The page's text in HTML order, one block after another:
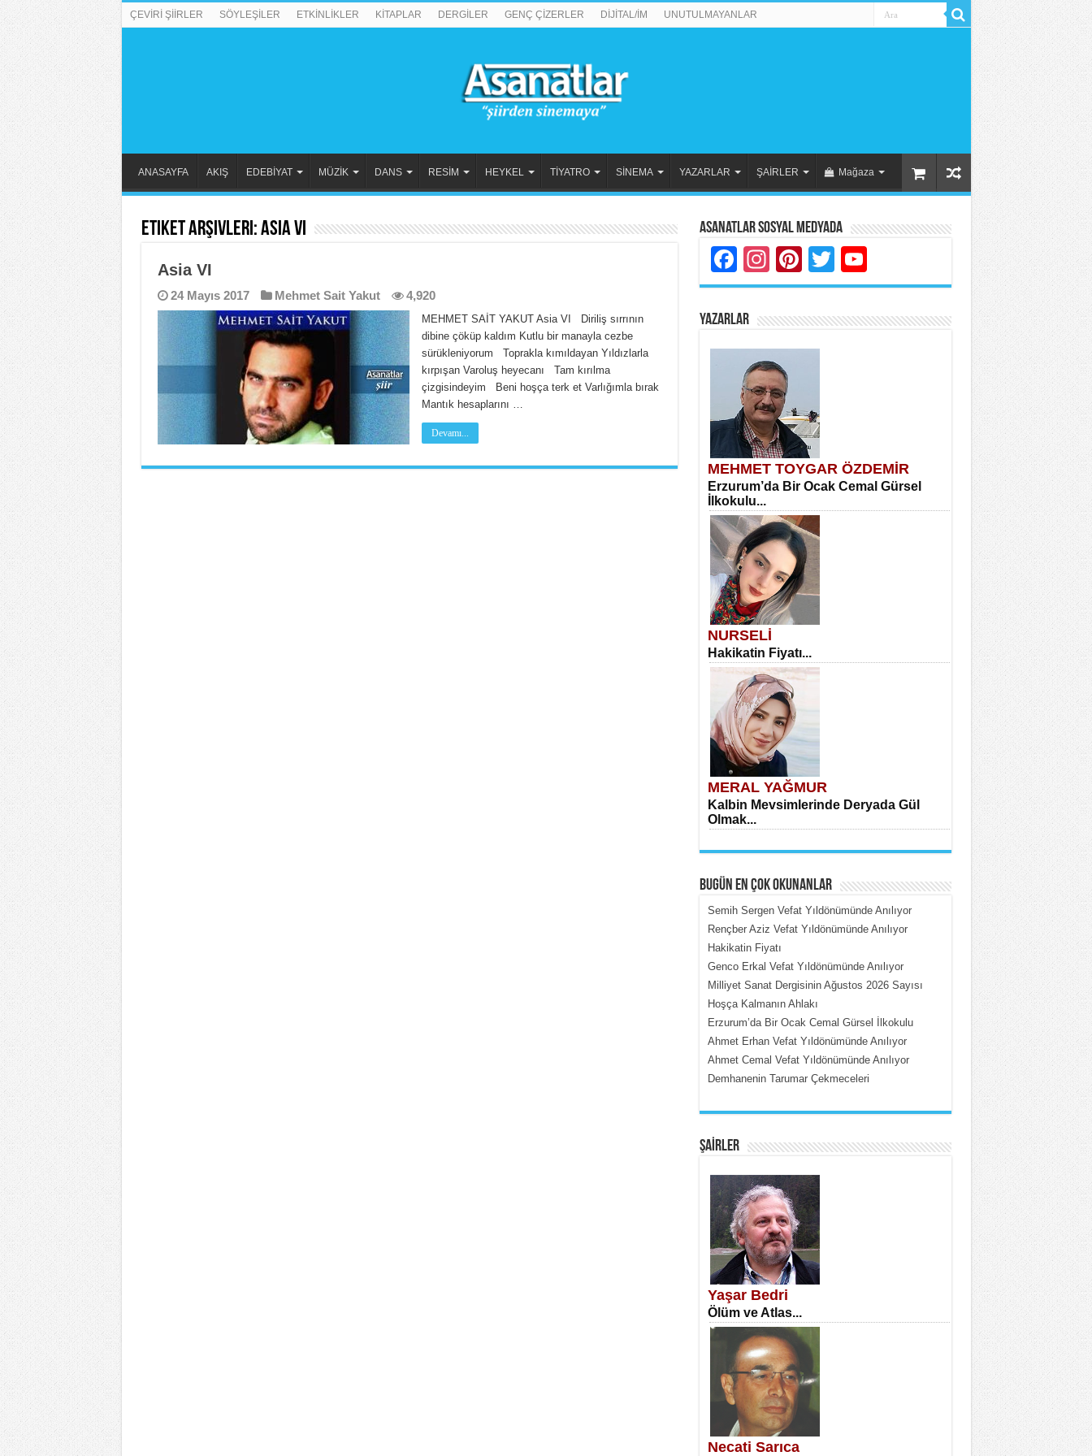
ÇEVİRİ ŞİİRLER SÖYLEŞİLER ETKİNLİKLER KİTAPLAR DERGİLER GENÇ ÇİZERLER DİJİTAL/İM UNUTULMAYANLAR
ANASAYFA AKIŞ EDEBİYAT MÜZİK DANS RESİM HEYKEL TİYATRO SİNEMA YAZARLAR ŞAİRLER Mağaza
Etiket Arşivleri:Asia VI
Asia VI
24 Mayıs 2017 Mehmet Sait Yakut 4,920
MEHMET SAİT YAKUT Asia VI Diriliş sırrının
dibine çöküp kaldım Kutlu bir manayla cezbe
sürükleniyorum Toprakla kımıldayan Yıldızlarla
kırpışan Varoluş heyecanı Tam kırılma
çizgisindeyim Beni hoşça terk et Varlığımla bırak
Mantık hesaplarını …
Devamı...
Asanatlar Sosyal Medyada
Facebook
Instagram
Pinterest
Twitter
YAZARLAR
MEHMET TOYGAR ÖZDEMİR
Erzurum’da Bir Ocak Cemal Gürsel
İlkokulu...
NURSELİ
Hakikatin Fiyatı...
MERAL YAĞMUR
Kalbin Mevsimlerinde Deryada Gül
Olmak...
MEHMET ÇOBAN
İçerdeki Put Dışardaki Maskeler...
SATILMIŞ ÜMİT ÇETİNKAYA
Erkenlik...
NECLA DİLEK ARSLAN
Öğretmenler Günü Mahkemesi...
BUGÜN EN ÇOK OKUNANLAR
Semih Sergen Vefat Yıldönümünde Anılıyor
Rençber Aziz Vefat Yıldönümünde Anılıyor
Hakikatin Fiyatı
Genco Erkal Vefat Yıldönümünde Anılıyor
Milliyet Sanat Dergisinin Ağustos 2026 Sayısı
Hoşça Kalmanın Ahlakı
Erzurum’da Bir Ocak Cemal Gürsel İlkokulu
Ahmet Erhan Vefat Yıldönümünde Anılıyor
Ahmet Cemal Vefat Yıldönümünde Anılıyor
Demhanenin Tarumar Çekmeceleri
ŞAİRLER
Yaşar Bedri
Ölüm ve Atlas...
Necati Sarıca